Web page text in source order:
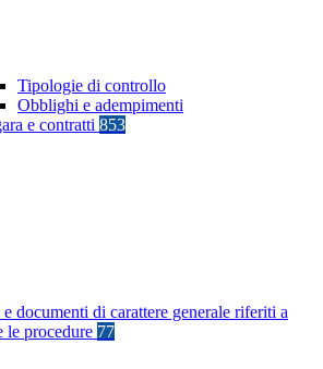
Tipologie di controllo
Obblighi e adempimenti
e contratti 853
documenti di carattere generale riferiti a
le procedure 77